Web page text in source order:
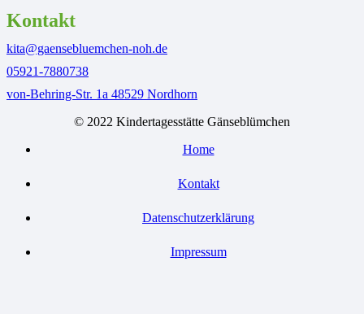
Kontakt
kita@gaensebluemchen-noh.de
05921-7880738
von-Behring-Str. 1a 48529 Nordhorn
© 2022 Kindertagesstätte Gänseblümchen
Home
Kontakt
Datenschutzerklärung
Impressum